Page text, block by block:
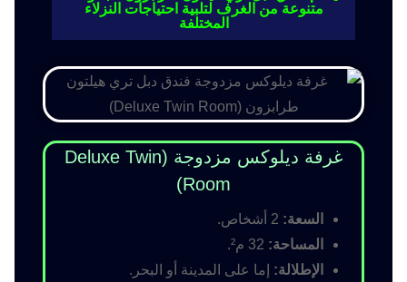
متنوعة من الغرف لتلبية احتياجات النزلاء
المختلفة
غرفة ديلوكس مزدوجة (Deluxe Twin
Room)
السعة:
المساحة:
الإطلالة: إما على المدينة أو البحر.